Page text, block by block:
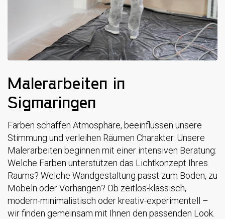
Malerarbeiten in
Sigmaringen
Farben schaffen Atmosphäre, beeinflussen unsere
Stimmung und verleihen Räumen Charakter. Unsere
Malerarbeiten beginnen mit einer intensiven Beratung:
Welche Farben unterstützen das Lichtkonzept Ihres
Raums? Welche Wandgestaltung passt zum Boden, zu
Möbeln oder Vorhängen? Ob zeitlos-klassisch,
modern-minimalistisch oder kreativ-experimentell –
wir finden gemeinsam mit Ihnen den passenden Look.